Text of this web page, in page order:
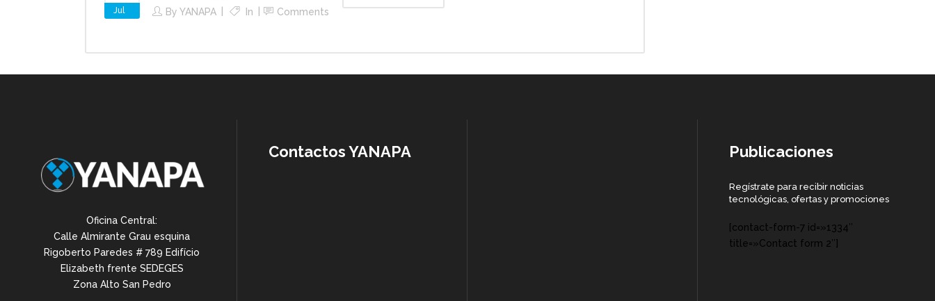
Jul By YANAPA In Comments
Oficina Central:
Calle Almirante Grau esquina
Rigoberto Paredes # 789 Edifício
Elizabeth frente SEDEGES
Zona Alto San Pedro
Contactos YANAPA Publicaciones
Regístrate para recibir noticias
tecnológicas, ofertas y promociones
[contact-form-7 id=»1334″
title=»Contact form 2″]